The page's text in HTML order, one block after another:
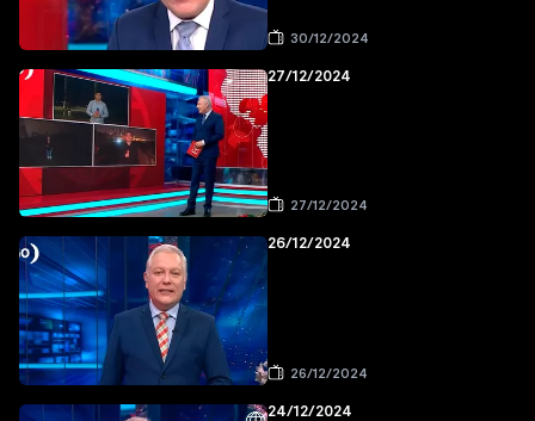
30/12/2024
27/12/2024
27/12/2024
26/12/2024
26/12/2024
24/12/2024